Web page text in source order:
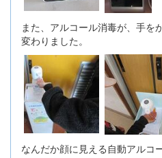
また、アルコール消毒が、手を
変わりました。
なんだか顔に見える自動アルコ